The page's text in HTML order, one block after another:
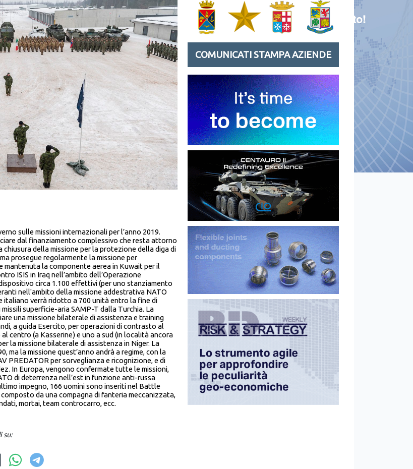
sulle missioni internazionali per l’anno 2019.
dal finanziamento complessivo che resta attorno
chiusura della missione per la protezione della diga di
prosegue regolarmente la missione per
mantenuta la componente aerea in Kuwait per il
ISIS in Iraq nell’ambito dell’Operazione
circa 1.100 effettivi (per uno stanziamento
nell'ambito della missione addestrativa NATO
italiano verrà ridotto a 700 unità entro la fine di
superficie-aria SAMP-T dalla Turchia. La
una missione bilaterale di assistenza e training
a guida Esercito, per operazioni di contrasto al
centro (a Kasserine) e uno a sud (in località ancora
la missione bilaterale di assistenza in Niger. La
la missione quest’anno andrà a regime, con la
PREDATOR per sorveglianza e ricognizione, e di
In Europa, vengono confermate tutte le missioni,
di deterrenza nell’est in funzione anti-russa
impegno, 166 uomini sono inseriti nel Battle
da una compagna di fanteria meccanizzata,
mortai, team controcarro, ecc.
su:
COMUNICATI STAMPA AZIENDE